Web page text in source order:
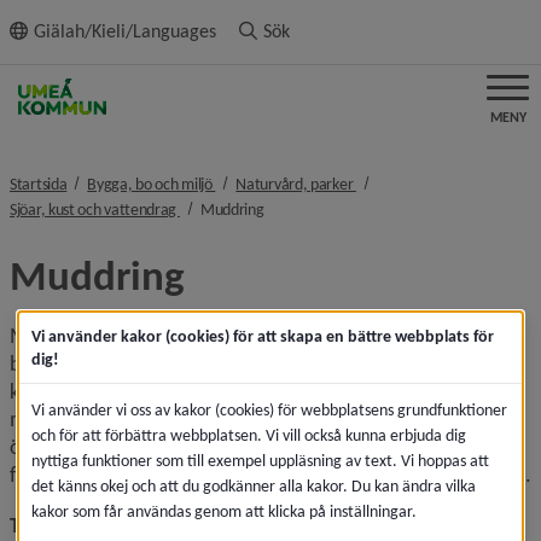
innehållet
Giälah/Kieli/Languages Sök
MENY
Startsida Bygga, bo och miljö nivå i brödsmulenavigeringen
Naturvård, parker nivå i
Sjöar, kust och vattendrag nivå i brödsmulenavigeringen
Muddringnivå i brödsmulenavigeringen
Muddring
Muddring är en vattenverksamhet som innebär att man tar
bort bottenmaterial i en sjö, ett vattendrag eller hav. Man
kan muddra genom att spränga, gräva eller suga upp
material. Syftet med muddringen kan exempelvis vara att
öka vattendjupet för att kunna bygga, få bättre
framkomlighet för båtar eller fördjupa en farled eller hamn.
Tre prövningar innan muddring
Vi använder kakor (cookies) för att skapa en bättre webbplats för
dig!
Vi använder vi oss av kakor (cookies) för webbplatsens grundfunktioner
och för att förbättra webbplatsen. Vi vill också kunna erbjuda dig
nyttiga funktioner som till exempel uppläsning av text. Vi hoppas att
det känns okej och att du godkänner alla kakor. Du kan ändra vilka
kakor som får användas genom att klicka på inställningar.